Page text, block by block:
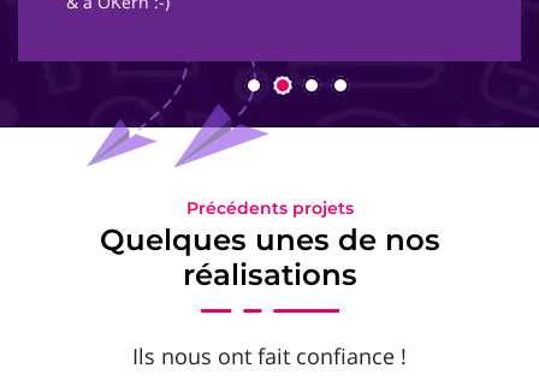
Précédents projets
Quelques unes de nos
réalisations
Ils nous ont fait confiance !